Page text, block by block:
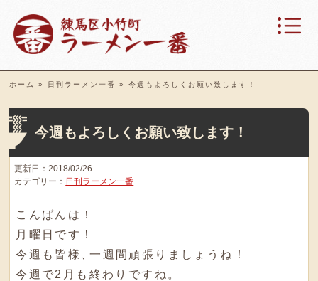
ホーム » 日刊ラーメン一番 » 今週もよろしくお願い致します！
今週もよろしくお願い致します！
更新日：2018/02/26
カテゴリー： 日刊ラーメン一番
こんばんは！
月曜日です！
今週も皆様
、一週間頑張りましょうね！
今週で2月も終わりですね 。